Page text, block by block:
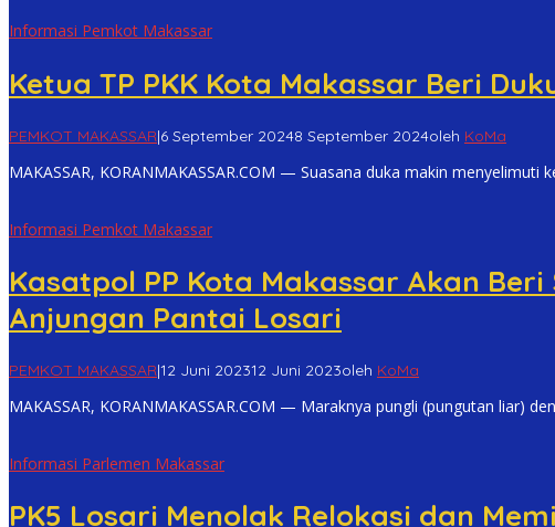
Informasi Pemkot Makassar
Ketua TP PKK Kota Makassar Beri
PEMKOT MAKASSAR|6 September 20248 September 2024oleh KoMa
MAKASSAR, KORANMAKASSAR.COM — Suasana duka makin
Informasi Pemkot Makassar
Kasatpol PP Kota Makassar Akan
Anjungan Pantai Losari
PEMKOT MAKASSAR|12 Juni 202312 Juni 2023oleh KoMa
MAKASSAR, KORANMAKASSAR.COM — Maraknya pungli (pungutan liar)
Informasi Parlemen Makassar
PK5 Losari Menolak Relokasi dan